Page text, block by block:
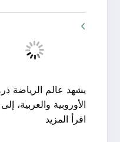
يشهد عالم الرياضة
الأوروبية والعربية،
اقرأ المزيد